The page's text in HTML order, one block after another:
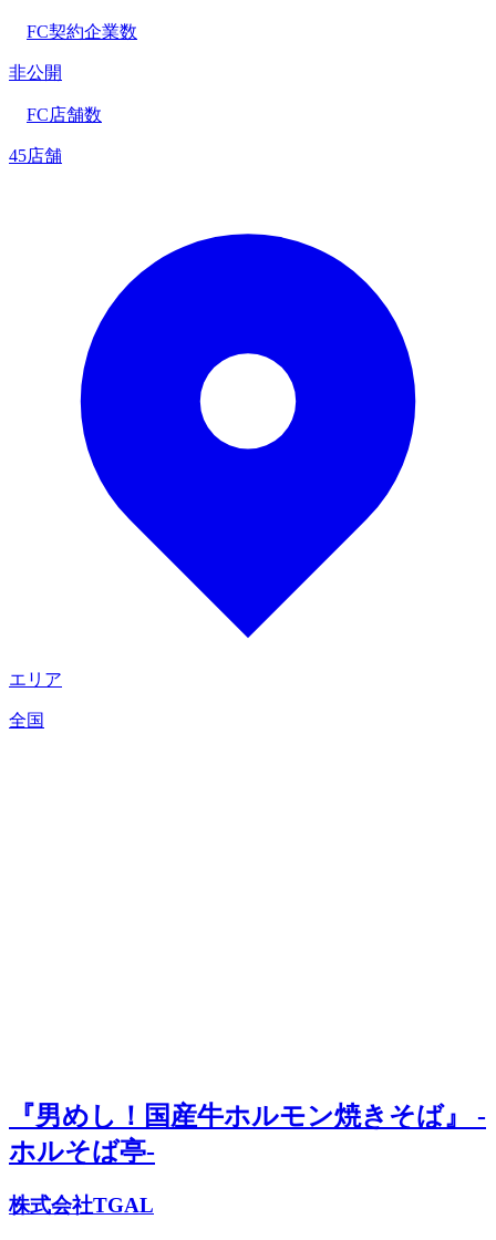
FC契約企業数
非公開
FC店舗数
45店舗
エリア
全国
『男めし！国産牛ホルモン焼きそば』 -
ホルそば亭-
株式会社TGAL